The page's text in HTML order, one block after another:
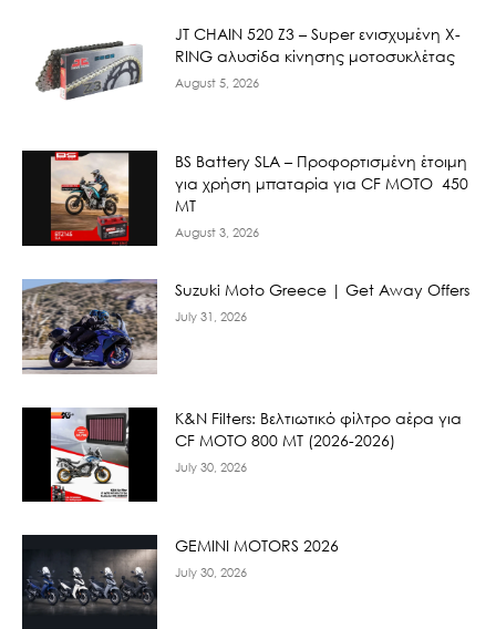
JT CHAIN 520 Ζ3 – Super ενισχυμένη X-
RING αλυσίδα κίνησης μοτοσυκλέτας
August 5, 2026
BS Battery SLA – Προφορτισμένη έτοιμη
για χρήση μπαταρία για CF MOTO 450
MT
August 3, 2026
Suzuki Moto Greece | Get Away Offers
July 31, 2026
K&N Filters: Βελτιωτικό φίλτρο αέρα για
CF ΜΟΤΟ 800 ΜΤ (2026-2026)
July 30, 2026
GEMINI MOTORS 2026
July 30, 2026